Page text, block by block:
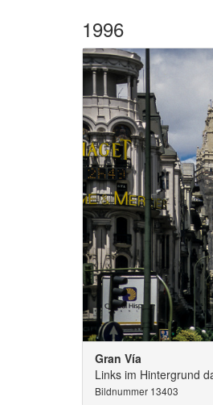
1996
Gran Vía
Links im Hintergrund
Bildnummer 13403